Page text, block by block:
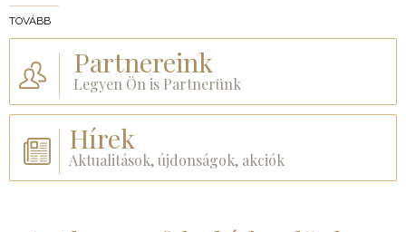
TOVÁBB
Partnereink
Legyen Ön is Partnerünk
Hírek
Aktualitások, újdonságok, akciók